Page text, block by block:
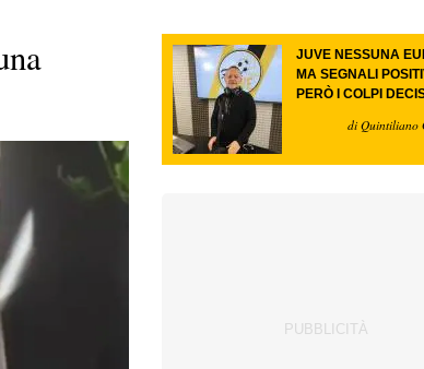
JUVE NESSUNA
MA SEGNALI
PERÒ I COLPI
di Quintiliano